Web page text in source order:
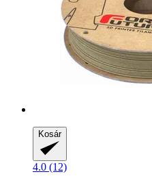
Kosár
4.0 (12)